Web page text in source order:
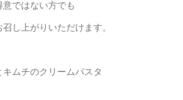
ではない方でも
し上がりいただけます。
ムチのクリームパスタ